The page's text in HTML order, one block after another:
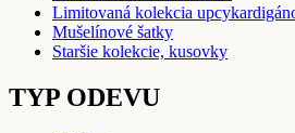
Limitovaná kolekcia
Mušelínové šatky
Staršie kolekcie, kusovky
TYP ODEVU